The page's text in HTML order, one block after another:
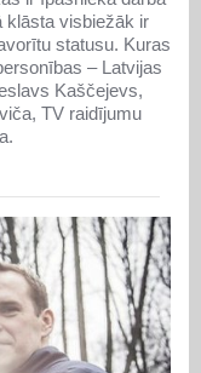
klāsta visbiežāk ir
statusu. Kuras
– Latvijas
Kaščejevs,
TV raidījumu